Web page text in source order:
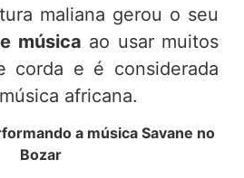
maliana gerou o seu
música ao usar muitos
corda e é considerada
africana.
a música Savane no
Bozar